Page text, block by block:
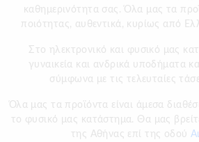
καθημερινότητα σας. Όλα μας τα
ποιότητας, αυθεντικά, κυρίως από
Στο ηλεκτρονικό και φυσικό μας
γυναικεία και ανδρικά υποδήματα
σύμφωνα με τις τελευταίες
Όλα μας τα προϊόντα είναι άμεσα
το φυσικό μας κατάστημα. Θα μας
της Αθήνας επί της οδού